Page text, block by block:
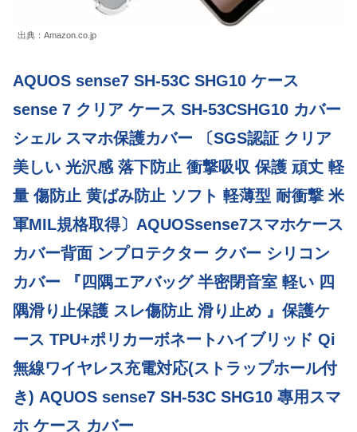
出典：Amazon.co.jp
AQUOS sense7 SH-53C SHG10 ケース
sense 7 クリア ケース SH-53CSHG10 カバー
シェル スマホ保護カバー 〔SGS認証 クリア
美しい 光沢感 落下防止 衝撃吸収 保護 頑丈 軽
量 傷防止 黄ばみ防止 ソフト 軽薄型 耐衝撃 米
軍MIL規格取得〕AQUOSsense7スマホケース
カバー背面 ンプロテクター クバー シリコン
カバー 『四隅エアバッグ 半密閉音室 軽い 四
隅滑り止保護 スレ傷防止 滑り止め 』保護ケ
ース TPU+ポリカーボネートハイブリッド Qi
無線ワイヤレス充電対応(ストラップホール付
き) AQUOS sense7 SH-53C SHG10 專用スマ
ホ ケース カバー